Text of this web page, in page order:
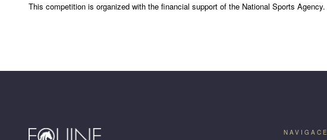
This competition is organized with the financial support of the National Sports Agency.
NAVIGACE